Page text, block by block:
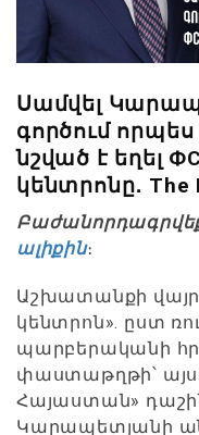
Սամվել
գործում
նշված է եղել
կենտրոնը․ The
Բաժանորդագրվեք
ալիքին։
Աշխատանքի
կենտրոն». ըստ
պարբերականի
փաստաթղթի՝
Հայաստան»
Կարապետյանի